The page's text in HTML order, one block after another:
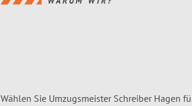
Wählen Sie Umzugsmeister Schreiber Hagen